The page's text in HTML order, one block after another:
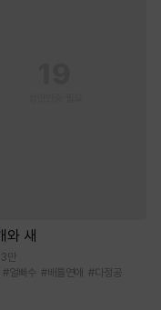
와 새
만
#얼빠수 #배틀연애 #다정공